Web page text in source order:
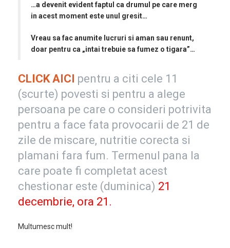
…a devenit evident faptul ca drumul pe care merg
in acest moment este unul gresit…
Vreau sa fac anumite lucruri si aman sau renunt,
doar pentru ca „intai trebuie sa fumez o tigara”…
CLICK AICI pentru a citi cele 11
(scurte) povesti si pentru a alege
persoana pe care o consideri potrivita
pentru a face fata provocarii de 21 de
zile de miscare, nutritie corecta si
plamani fara fum. Termenul pana la
care poate fi completat acest
chestionar este (duminica) 21
decembrie, ora 21.
Multumesc mult!